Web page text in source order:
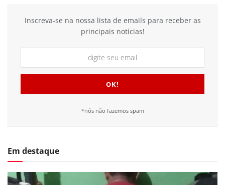
Inscreva-se na nossa lista de emails para receber as
principais notícias!
*nós não fazemos spam
Em destaque